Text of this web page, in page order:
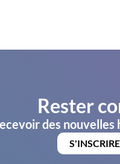
Rester
des nouvelles